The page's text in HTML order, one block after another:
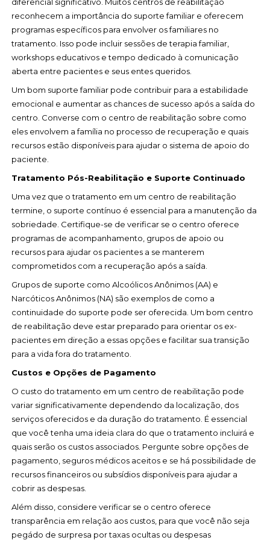
reconhecem a importância do suporte familiar e oferecem
programas específicos para envolver os familiares no
tratamento. Isso pode incluir sessões de terapia familiar,
workshops educativos e tempo dedicado à comunicação
aberta entre pacientes e seus entes queridos.
Um bom suporte familiar pode contribuir para a estabilidade
emocional e aumentar as chances de sucesso após a saída do
centro. Converse com o centro de reabilitação sobre como
eles envolvem a família no processo de recuperação e quais
recursos estão disponíveis para ajudar o sistema de apoio do
paciente.
Tratamento Pós-Reabilitação e Suporte Continuado
Uma vez que o tratamento em um centro de reabilitação
termine, o suporte contínuo é essencial para a manutenção da
sobriedade. Certifique-se de verificar se o centro oferece
programas de acompanhamento, grupos de apoio ou
recursos para ajudar os pacientes a se manterem
comprometidos com a recuperação após a saída.
Grupos de suporte como Alcoólicos Anônimos (AA) e
Narcóticos Anônimos (NA) são exemplos de como a
continuidade do suporte pode ser oferecida. Um bom centro
de reabilitação deve estar preparado para orientar os ex-
pacientes em direção a essas opções e facilitar sua transição
para a vida fora do tratamento.
Custos e Opções de Pagamento
O custo do tratamento em um centro de reabilitação pode
variar significativamente dependendo da localização, dos
serviços oferecidos e da duração do tratamento. É essencial
que você tenha uma ideia clara do que o tratamento incluirá e
quais serão os custos associados. Pergunte sobre opções de
pagamento, seguros médicos aceitos e se há possibilidade de
recursos financeiros ou subsídios disponíveis para ajudar a
cobrir as despesas.
Além disso, considere verificar se o centro oferece
transparência em relação aos custos, para que você não seja
pegádo de surpresa por taxas ocultas ou despesas